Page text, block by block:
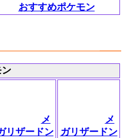
おすすめポケモン
ン
メ
リザードン
メ
ガリザードン